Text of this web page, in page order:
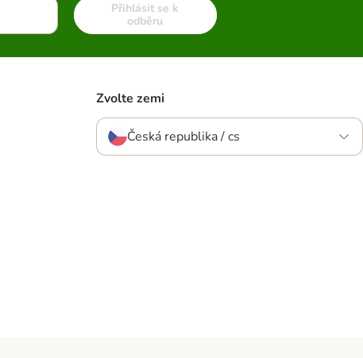
Přihlásit se k
odběru
Zvolte zemi
Česká republika / cs